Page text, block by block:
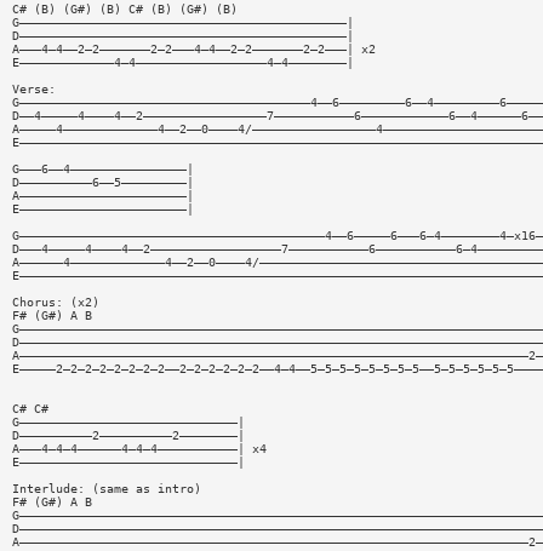
C# (B) (G#) (B) C# (B) (G#) (B)
G—————————————————————————————————————————————|
D—————————————————————————————————————————————|
A———4—4——2—2———————2—2———4—4——2—2———————2—2———| x2
E—————————————4—4——————————————————4—4————————|
Verse:
A—————4—————————————4——2——0————4/
G———6——4————————————————|
D——————————6——5—————————|
A———————————————————————|
E———————————————————————|
A——————4—————————————4——2——0————4/
Chorus: (x2)
F# (G#) A B
C# C#
G——————————————————————————————|
D——————————2——————————2————————|
A———4—4—4——————4—4—4———————————| x4
E——————————————————————————————|
Interlude: (same as intro)
F# (G#) A B